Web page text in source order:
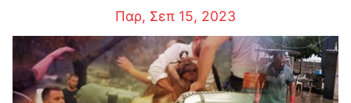
Παρ, Σεπ 15, 2023